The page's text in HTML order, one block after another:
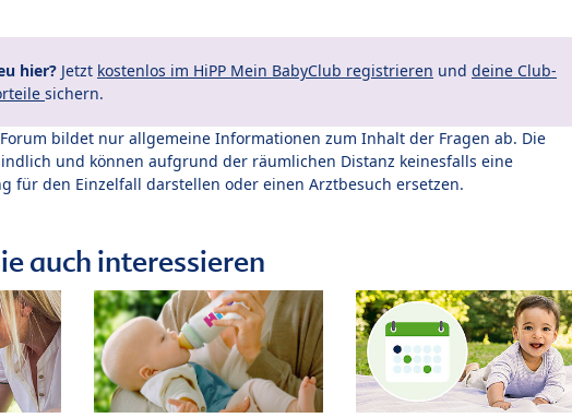
hier? Jetzt kostenlos im HiPP Mein BabyClub registrieren und deine Club-
sichern.
bildet nur allgemeine Informationen zum Inhalt der Fragen ab. Die
und können aufgrund der räumlichen Distanz keinesfalls eine
für den Einzelfall darstellen oder einen Arztbesuch ersetzen.
auch interessieren